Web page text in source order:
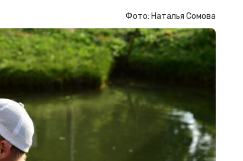
Фото: Наталья Сомова